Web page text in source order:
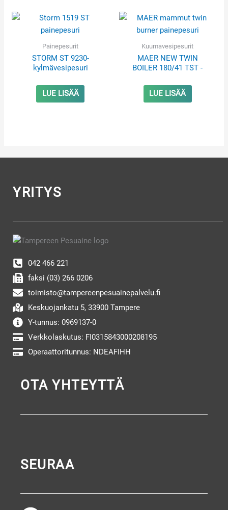
Painepesurit
STORM ST 9230-
kylmävesipesuri
LUE LISÄÄ
Kuumavesipesurit
MAER NEW TWIN
BOILER 180/41 TST -
LUE LISÄÄ
YRITYS
042 466 221
faksi (03) 266 0206
toimisto@tampereenpesuainepalvelu.fi
Keskuojankatu 5, 33900 Tampere
Y-tunnus: 0969137-0
Verkkolaskutus: FI0315843000208195
Operaattoritunnus: NDEAFIHH
OTA YHTEYTTÄ
SEURAA